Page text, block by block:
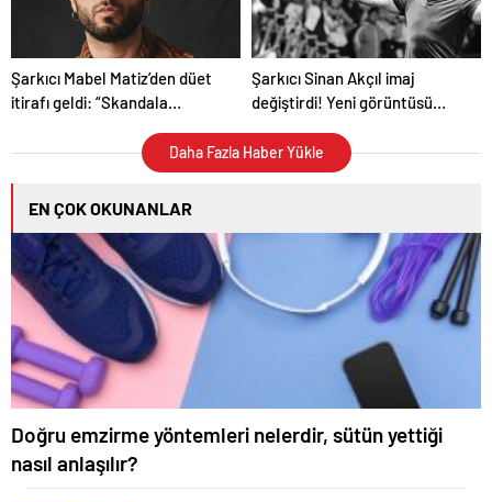
Şarkıcı Mabel Matiz’den düet
itirafı geldi: “Skandala
Şarkıcı Sinan Akçıl imaj
değiştirdi! Yeni görüntüsü
Daha Fazla Haber Yükle
EN ÇOK OKUNANLAR
Doğru emzirme yöntemleri nelerdir, sütün yettiği
nasıl anlaşılır?